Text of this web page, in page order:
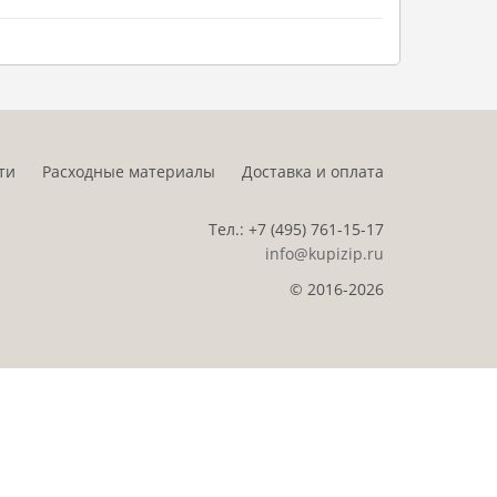
Расходные материалы Доставка и оплата
Тел.: +7 (495) 761-15-17
info@kupizip.ru
© 2016-2026